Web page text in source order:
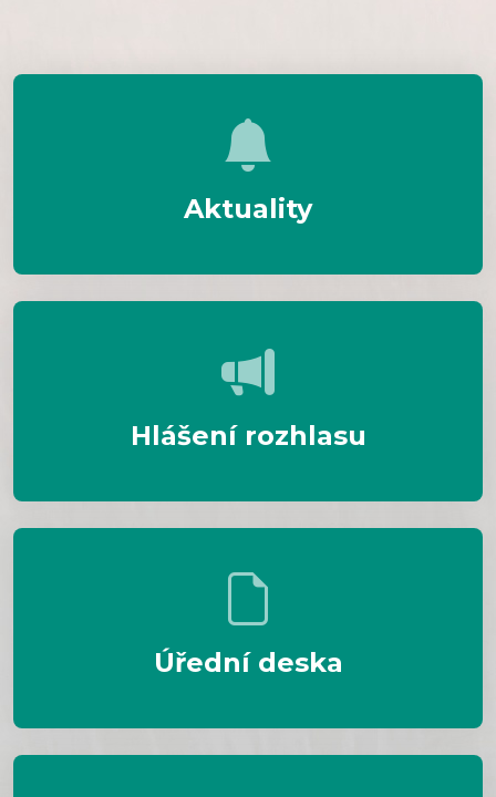
Aktuality
Hlášení rozhlasu
Úřední deska